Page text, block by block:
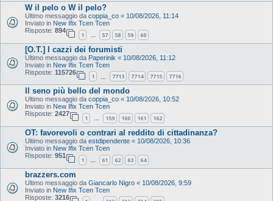
W il pelo o W il pelo?
Ultimo messaggio da coppia_co « 10/08/2026, 11:14
Inviato in New Ifix Tcen Tcen
Risposte: 894
1 … 57 58 59 60
[O.T.] I cazzi dei forumisti
Ultimo messaggio da Paperinik « 10/08/2026, 11:12
Inviato in New Ifix Tcen Tcen
Risposte: 115726
1 7713 7714 7715 7716
Il seno più bello del mondo
Ultimo messaggio da coppia_co « 10/08/2026, 10:52
Inviato in New Ifix Tcen Tcen
Risposte: 2427
1 … 159 160 161 162
OT: favorevoli o contrari al reddito di cittadinanza?
Ultimo messaggio da estdipendente « 10/08/2026, 10:36
Inviato in New Ifix Tcen Tcen
Risposte: 951
1 61 62 63 64
brazzers.com
Ultimo messaggio da Giancarlo Nigro « 10/08/2026, 9:59
Inviato in New Ifix Tcen Tcen
Risposte: 3216